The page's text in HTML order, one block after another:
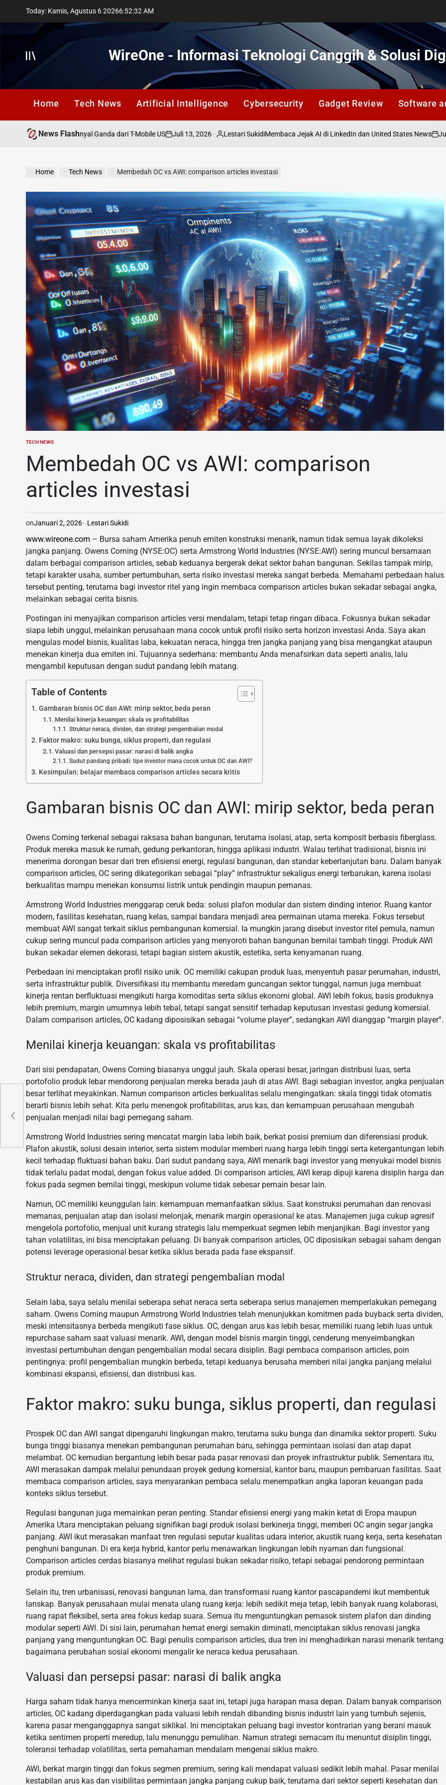
Today: Kamis, Agustus 6 20266:52:33 AM
Offcanvas
WireOne - Informasi Teknologi Canggih & Solusi
Home Tech News Artificial Intelligence Cybersecurity Gadget Review Software
News Flash
Sinyal Ganda dari T-Mobile US
on
Juli 13, 2026
Posted
Lestari SukidiMembaca Jejak AI di LinkedIn dan United States News
on
Juli 12,
Home Tech News Membedah OC vs AWI: comparison articles investasi
POSTED
TECH NEWS
Membedah OC vs AWI: comparison
articles investasi
onJanuari 2, 2026 Lestari Sukidi
www.wireone.com – Bursa saham Amerika penuh emiten konstruksi menarik, namun tidak semua layak dikoleksi
jangka panjang. Owens Corning (NYSE:OC) serta Armstrong World Industries (NYSE:AWI) sering muncul bersamaan
dalam berbagai comparison articles, sebab keduanya bergerak dekat sektor bahan bangunan. Sekilas tampak mirip,
tetapi karakter usaha, sumber pertumbuhan, serta risiko investasi mereka sangat berbeda. Memahami perbedaan halus
tersebut penting, terutama bagi investor ritel yang ingin membaca comparison articles bukan sekadar sebagai angka,
melainkan sebagai cerita bisnis.
Postingan ini menyajikan comparison articles versi mendalam, tetapi tetap ringan dibaca. Fokusnya bukan sekadar
siapa lebih unggul, melainkan perusahaan mana cocok untuk profil risiko serta horizon investasi Anda. Saya akan
mengulas model bisnis, kualitas laba, kekuatan neraca, hingga tren jangka panjang yang bisa mengangkat ataupun
menekan kinerja dua emiten ini. Tujuannya sederhana: membantu Anda menafsirkan data seperti analis, lalu
mengambil keputusan dengan sudut pandang lebih matang.
Table of Contents
Gambaran bisnis OC dan AWI: mirip sektor, beda peran
Menilai kinerja keuangan: skala vs profitabilitas
Struktur neraca, dividen, dan strategi pengembalian modal
Faktor makro: suku bunga, siklus properti, dan regulasi
Valuasi dan persepsi pasar: narasi di balik angka
Sudut pandang pribadi: tipe investor mana cocok untuk OC dan AWI?
Kesimpulan: belajar membaca comparison articles secara kritis
Gambaran bisnis OC dan AWI: mirip sektor, beda peran
Owens Corning terkenal sebagai raksasa bahan bangunan, terutama isolasi, atap, serta komposit berbasis fiberglass.
Produk mereka masuk ke rumah, gedung perkantoran, hingga aplikasi industri. Walau terlihat tradisional, bisnis ini
menerima dorongan besar dari tren efisiensi energi, regulasi bangunan, dan standar keberlanjutan baru. Dalam banyak
comparison articles, OC sering dikategorikan sebagai “play” infrastruktur sekaligus energi terbarukan, karena isolasi
berkualitas mampu menekan konsumsi listrik untuk pendingin maupun pemanas.
Armstrong World Industries menggarap ceruk beda: solusi plafon modular dan sistem dinding interior. Ruang kantor
modern, fasilitas kesehatan, ruang kelas, sampai bandara menjadi area permainan utama mereka. Fokus tersebut
membuat AWI sangat terkait siklus pembangunan komersial. Ia mungkin jarang disebut investor ritel pemula, namun
cukup sering muncul pada comparison articles yang menyoroti bahan bangunan bernilai tambah tinggi. Produk AWI
bukan sekadar elemen dekorasi, tetapi bagian sistem akustik, estetika, serta kenyamanan ruang.
Perbedaan ini menciptakan profil risiko unik. OC memiliki cakupan produk luas, menyentuh pasar perumahan, industri,
serta infrastruktur publik. Diversifikasi itu membantu meredam guncangan sektor tunggal, namun juga membuat
kinerja rentan berfluktuasi mengikuti harga komoditas serta siklus ekonomi global. AWI lebih fokus, basis produknya
lebih premium, margin umumnya lebih tebal, tetapi sangat sensitif terhadap keputusan investasi gedung komersial.
Dalam comparison articles, OC kadang diposisikan sebagai “volume player”, sedangkan AWI dianggap “margin player”.
Menilai kinerja keuangan: skala vs profitabilitas
Dari sisi pendapatan, Owens Corning biasanya unggul jauh. Skala operasi besar, jaringan distribusi luas, serta
portofolio produk lebar mendorong penjualan mereka berada jauh di atas AWI. Bagi sebagian investor, angka penjualan
besar terlihat meyakinkan. Namun comparison articles berkualitas selalu mengingatkan: skala tinggi tidak otomatis
berarti bisnis lebih sehat. Kita perlu menengok profitabilitas, arus kas, dan kemampuan perusahaan mengubah
penjualan menjadi nilai bagi pemegang saham.
Armstrong World Industries sering mencatat margin laba lebih baik, berkat posisi premium dan diferensiasi produk.
Plafon akustik, solusi desain interior, serta sistem modular memberi ruang harga lebih tinggi serta ketergantungan lebih
kecil terhadap fluktuasi bahan baku. Dari sudut pandang saya, AWI menarik bagi investor yang menyukai model bisnis
tidak terlalu padat modal, dengan fokus value added. Di comparison articles, AWI kerap dipuji karena disiplin harga dan
fokus pada segmen bernilai tinggi, meskipun volume tidak sebesar pemain besar lain.
Namun, OC memiliki keunggulan lain: kemampuan memanfaatkan siklus. Saat konstruksi perumahan dan renovasi
memanas, penjualan atap dan isolasi melonjak, menarik margin operasional ke atas. Manajemen juga cukup agresif
mengelola portofolio, menjual unit kurang strategis lalu memperkuat segmen lebih menjanjikan. Bagi investor yang
tahan volatilitas, ini bisa menciptakan peluang. Di banyak comparison articles, OC diposisikan sebagai saham dengan
potensi leverage operasional besar ketika siklus berada pada fase ekspansif.
Struktur neraca, dividen, dan strategi pengembalian modal
Selain laba, saya selalu menilai seberapa sehat neraca serta seberapa serius manajemen memperlakukan pemegang
saham. Owens Corning maupun Armstrong World Industries telah menunjukkan komitmen pada buyback serta dividen,
meski intensitasnya berbeda mengikuti fase siklus. OC, dengan arus kas lebih besar, memiliki ruang lebih luas untuk
repurchase saham saat valuasi menarik. AWI, dengan model bisnis margin tinggi, cenderung menyeimbangkan
investasi pertumbuhan dengan pengembalian modal secara disiplin. Bagi pembaca comparison articles, poin
pentingnya: profil pengembalian mungkin berbeda, tetapi keduanya berusaha memberi nilai jangka panjang melalui
kombinasi ekspansi, efisiensi, dan distribusi kas.
Faktor makro: suku bunga, siklus properti, dan regulasi
Prospek OC dan AWI sangat dipengaruhi lingkungan makro, terutama suku bunga dan dinamika sektor properti. Suku
bunga tinggi biasanya menekan pembangunan perumahan baru, sehingga permintaan isolasi dan atap dapat
melambat. OC kemudian bergantung lebih besar pada pasar renovasi dan proyek infrastruktur publik. Sementara itu,
AWI merasakan dampak melalui penundaan proyek gedung komersial, kantor baru, maupun pembaruan fasilitas. Saat
membaca comparison articles, saya menyarankan pembaca selalu menempatkan angka laporan keuangan pada
konteks siklus tersebut.
Regulasi bangunan juga memainkan peran penting. Standar efisiensi energi yang makin ketat di Eropa maupun
Amerika Utara menciptakan peluang signifikan bagi produk isolasi berkinerja tinggi, memberi OC angin segar jangka
panjang. AWI ikut merasakan manfaat tren regulasi seputar kualitas udara interior, akustik ruang kerja, serta kesehatan
penghuni bangunan. Di era kerja hybrid, kantor perlu menawarkan lingkungan lebih nyaman dan fungsional.
Comparison articles cerdas biasanya melihat regulasi bukan sekadar risiko, tetapi sebagai pendorong permintaan
produk premium.
Selain itu, tren urbanisasi, renovasi bangunan lama, dan transformasi ruang kantor pascapandemi ikut membentuk
lanskap. Banyak perusahaan mulai menata ulang ruang kerja: lebih sedikit meja tetap, lebih banyak ruang kolaborasi,
ruang rapat fleksibel, serta area fokus kedap suara. Semua itu menguntungkan pemasok sistem plafon dan dinding
modular seperti AWI. Di sisi lain, perumahan hemat energi semakin diminati, menciptakan siklus renovasi jangka
panjang yang menguntungkan OC. Bagi penulis comparison articles, dua tren ini menghadirkan narasi menarik tentang
bagaimana perubahan sosial ekonomi mengalir ke neraca kedua perusahaan.
Valuasi dan persepsi pasar: narasi di balik angka
Harga saham tidak hanya mencerminkan kinerja saat ini, tetapi juga harapan masa depan. Dalam banyak comparison
articles, OC kadang diperdagangkan pada valuasi lebih rendah dibanding bisnis industri lain yang tumbuh sejenis,
karena pasar menganggapnya sangat siklikal. Ini menciptakan peluang bagi investor kontrarian yang berani masuk
ketika sentimen properti meredup, lalu menunggu pemulihan. Namun strategi semacam itu menuntut disiplin tinggi,
toleransi terhadap volatilitas, serta pemahaman mendalam mengenai siklus makro.
AWI, berkat margin tinggi dan fokus segmen premium, sering kali mendapat valuasi sedikit lebih mahal. Pasar menilai
kestabilan arus kas dan visibilitas permintaan jangka panjang cukup baik, terutama dari sektor seperti kesehatan dan